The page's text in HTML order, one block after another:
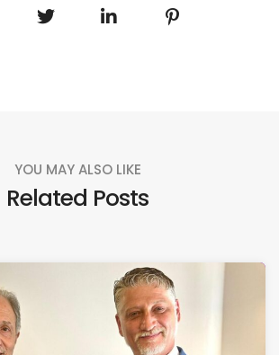
YOU MAY ALSO LIKE
Related Posts